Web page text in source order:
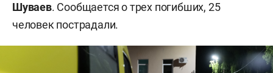
Шуваев. Сообщается о трех погибших, 25
человек пострадали.